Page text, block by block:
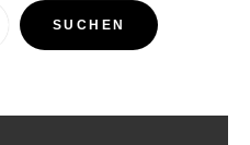
SUCHEN